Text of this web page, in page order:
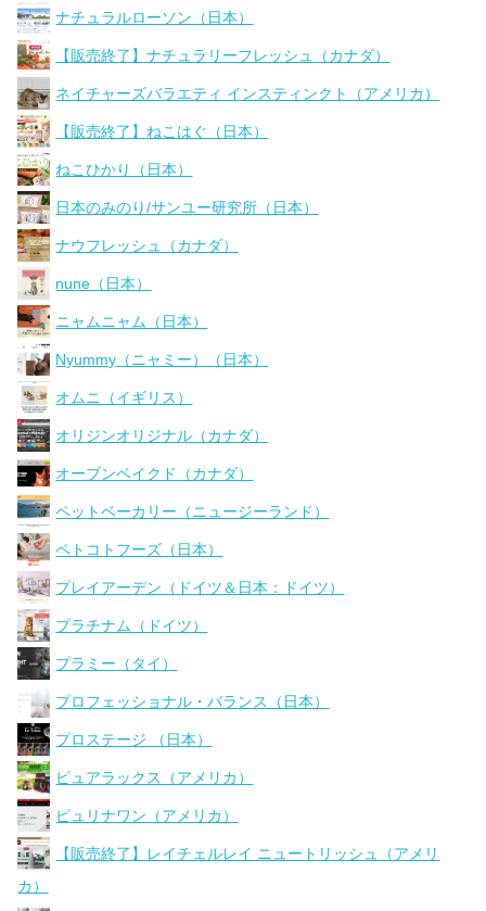
ナチュラルローソン（日本）
【販売終了】ナチュラリーフレッシュ（カナダ）
ネイチャーズバラエティ インスティンクト（アメリカ）
【販売終了】ねこはぐ（日本）
ねこひかり（日本）
日本のみのり/サンユー研究所（日本）
ナウフレッシュ（カナダ）
nune（日本）
ニャムニャム（日本）
Nyummy（ニャミー）（日本）
オムニ（イギリス）
オリジンオリジナル（カナダ）
オーブンベイクド（カナダ）
ペットベーカリー（ニュージーランド）
ペトコトフーズ（日本）
プレイアーデン（ドイツ＆日本：ドイツ）
プラチナム（ドイツ）
プラミー（タイ）
プロフェッショナル・バランス（日本）
プロステージ （日本）
ピュアラックス（アメリカ）
ピュリナワン（アメリカ）
【販売終了】レイチェルレイ ニュートリッシュ（アメリ
カ）